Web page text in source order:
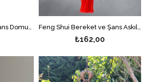
Para Kesesi Taşıyan Şans Domuzcuğu Biblosu - (9 cm) Feng Shui Bereket ve Şans Askılı Zil Dekor Çift Fil Figürlü
₺162,00